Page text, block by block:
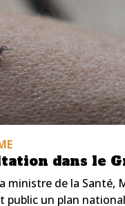
dans le
ministre de la Santé,
public un plan